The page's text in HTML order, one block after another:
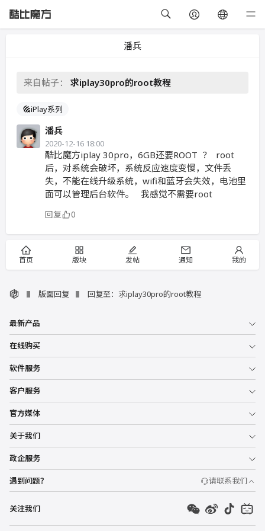
潘兵
来自帖子： 求iplay30pro的root教程
iPlay系列
潘兵
2020-12-16 18:00
酷比魔方iplay 30pro，6GB还要ROOT ？ root
后，对系统会破坏，系统反应速度变慢，文件丢
失，不能在线升级系统，wifi和蓝牙会失效，电池里
面可以管理后台软件。 我感觉不需要root
回复 0
首页 版块 发帖 通知 我的
版面回复 回复至：求iplay30pro的root教程
最新产品
在线购买
软件服务
客户服务
官方媒体
关于我们
政企服务
遇到问题？ 请联系我们
关注我们